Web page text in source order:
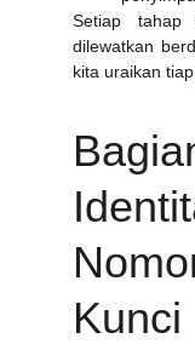
Setiap
dilewatkan
kita uraikan